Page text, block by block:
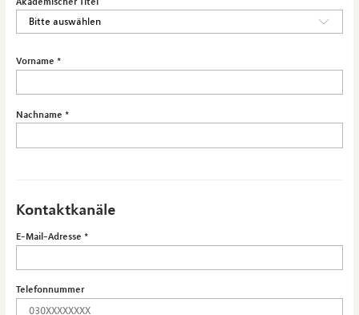
Vorname
Nachname
Kontaktkanäle
E-Mail-Adresse
Telefonnummer